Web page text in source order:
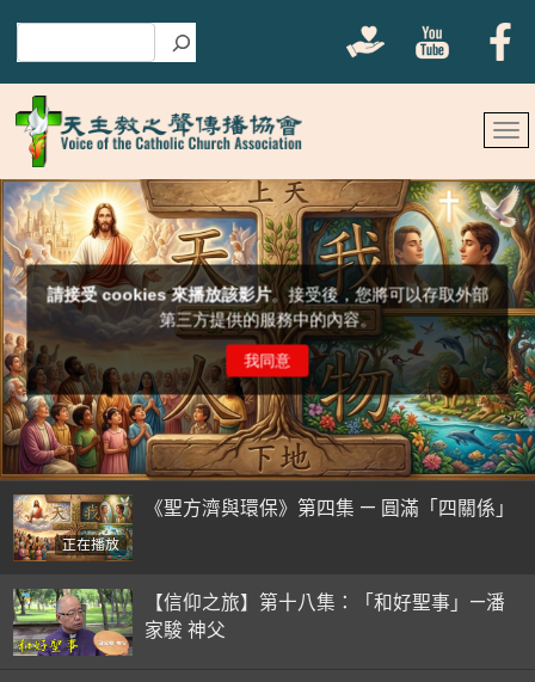
正在播放
《聖方濟與環保》第四集 — 圓滿「四關係」
【信仰之旅】第十八集：「和好聖事」—潘
家駿 神父